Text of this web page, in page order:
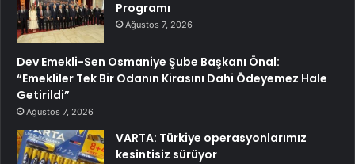
Programı
Ağustos 7, 2026
Dev Emekli-Sen Osmaniye Şube Başkanı Önal:
“Emekliler Tek Bir Odanın Kirasını Dahi Ödeyemez Hale
Getirildi”
Ağustos 7, 2026
VARTA: Türkiye operasyonlarımız
kesintisiz sürüyor